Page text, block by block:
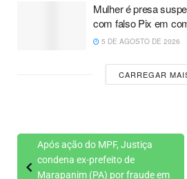
Mulher é presa
com falso Pix em
5 DE AGOSTO DE 2026
CARREGAR
Após ação do MPF, Justiça
condena ex-prefeito de
Marapanim (PA) por fraude em